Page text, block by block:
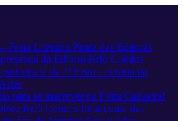
Festa Literária Pirata das Editoras
da Editora Kriô Comics
da 1ª Feira Literária da
para se inscrever na Feira Canastra!
Kriô Comics foram uma das